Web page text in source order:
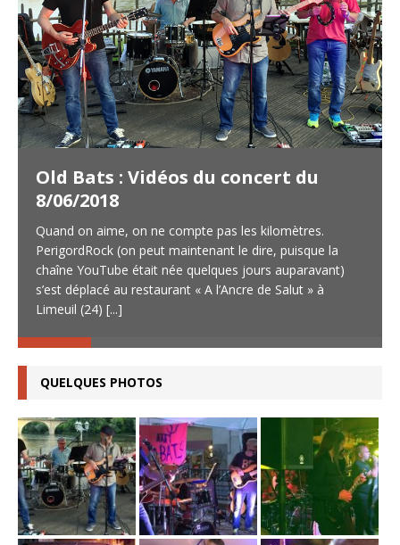
Old Bats : Vidéos du concert du
8/06/2018
Quand on aime, on ne compte pas les kilomètres.
PerigordRock (on peut maintenant le dire, puisque la
chaîne YouTube était née quelques jours auparavant)
s’est déplacé au restaurant « A l’Ancre de Salut » à
Limeuil (24) [...]
QUELQUES PHOTOS